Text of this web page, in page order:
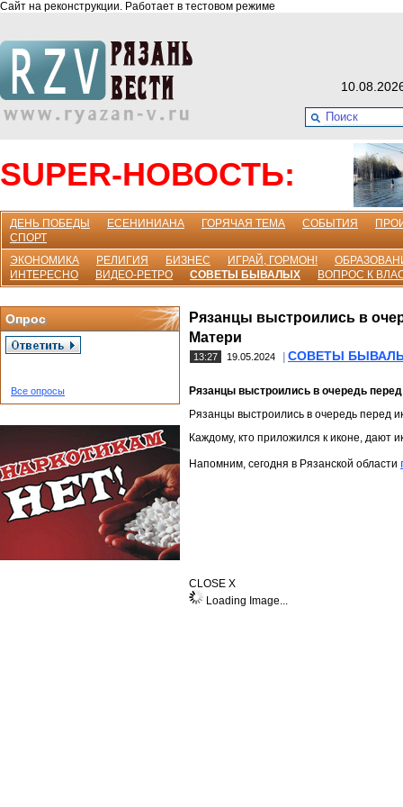
Сайт на реконструкции. Работает в тестовом режиме
SUPER-НОВОСТЬ:
ДЕНЬ ПОБЕДЫ ЕСЕНИНИАНА ГОРЯЧАЯ ТЕМА СОБЫТИЯ
СПОРТ
ЭКОНОМИКА
РЕЛИГИЯ БИЗНЕС ИГРАЙ, ГОРМОН!
ИНТЕРЕСНО
ВИДЕО-РЕТРО СОВЕТЫ БЫВАЛЫХ ВОПРОС К
Опрос
Все опросы
Рязанцы выстроились в
Матери
13:27 19.05.2024 СОВЕТЫ
Рязанцы выстроились в очередь
Рязанцы выстроились в очередь перед
Каждому, кто приложился к иконе, дают
Напомним, сегодня в Рязанской области
CLOSE X
Loading Image...